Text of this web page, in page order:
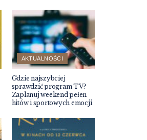
AKTUALNOŚCI
Gdzie najszybciej
sprawdzić program TV?
Zaplanuj weekend pełen
hitów i sportowych emocji